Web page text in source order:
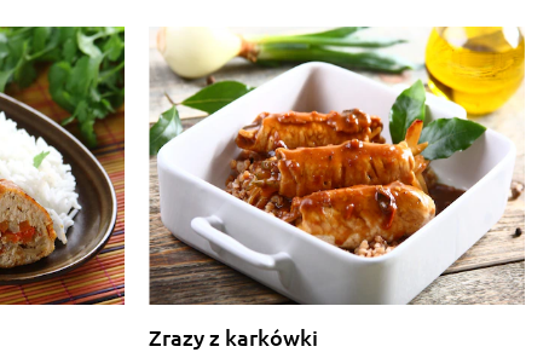
Zrazy z karkówki